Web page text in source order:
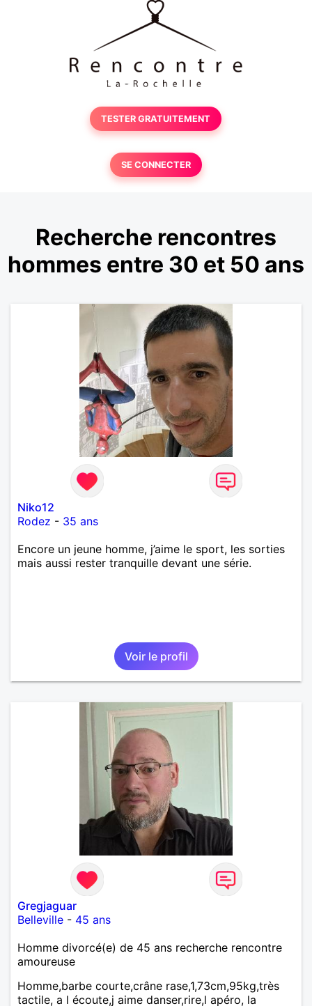
TESTER GRATUITEMENT
SE CONNECTER
Recherche rencontres
hommes entre 30 et 50 ans
Niko12
Rodez - 35 ans
Encore un jeune homme, j’aime le sport, les sorties
mais aussi rester tranquille devant une série.
Voir le profil
Gregjaguar
Belleville - 45 ans
Homme divorcé(e) de 45 ans recherche rencontre
amoureuse
Homme,barbe courte,crâne rase,1,73cm,95kg,très
tactile, a l écoute,j aime danser,rire,l apéro, la